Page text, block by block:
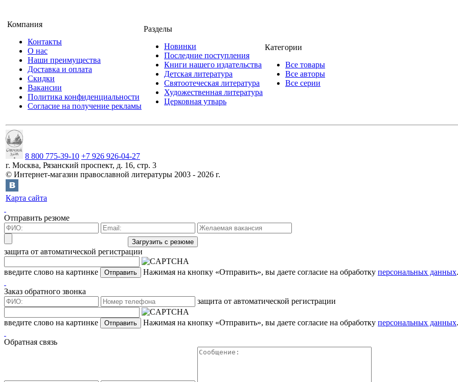
Компания
Контакты
О нас
Наши преимущества
Доставка и оплата
Скидки
Вакансии
Политика конфиденциальности
Согласие на получение рекламы
Разделы
Новинки
Последние поступления
Книги нашего издательства
Детская литература
Святоотеческая литература
Художественная литература
Церковная утварь
Категории
Все товары
Все авторы
Все серии
8 800 775-39-10 +7 926 926-04-27
г. Москва, Рязанский проспект, д. 16, стр. 3
© Интернет-магазин православной литературы 2003 - 2026 г.
Карта сайта
Отправить резюме
защита от автоматической регистрации
введите слово на картинке Нажимая на кнопку «Отправить», вы даете согласие на обработку персональных данных.
Заказ обратного звонка
защита от автоматической регистрации
введите слово на картинке Нажимая на кнопку «Отправить», вы даете согласие на обработку персональных данных.
Обратная связь